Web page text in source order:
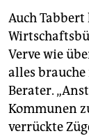
Auch
Verve wie
alles
Berater.
Kommunen
verrückte